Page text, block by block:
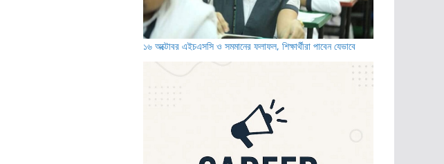
১৬ অক্টোবর এইচএসসি ও সমমানের ফলাফল, শিক্ষার্থীরা পাবেন যেভাবে